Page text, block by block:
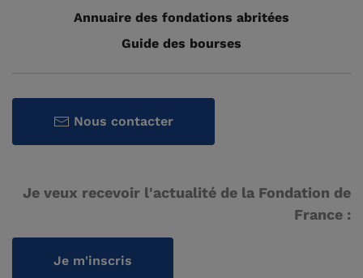
Annuaire des fondations abritées
Guide des bourses
Nous contacter
Je veux recevoir l'actualité de la Fondation de
France :
Je m'inscris